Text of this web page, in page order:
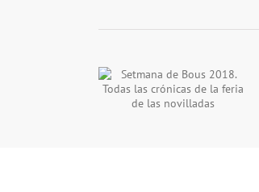
Colombo triunfador de la